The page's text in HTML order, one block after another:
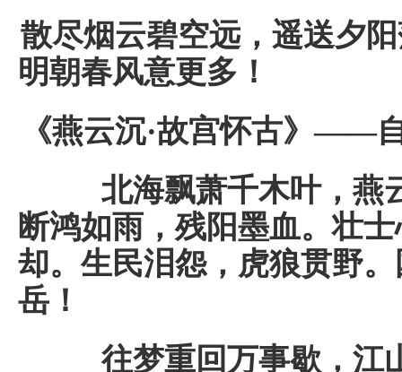
散尽烟云碧空远，遥送夕
明朝春风意更多！
《燕云沉·故宫怀古》——
北海飘萧千木叶，燕云
断鸿如雨，残阳墨血。壮
却。生民泪怨，虎狼贯野
岳！
往梦重回万事歇，江山